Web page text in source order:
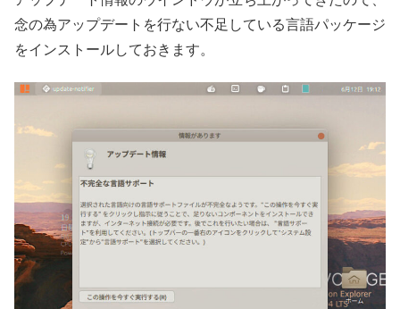
念の為アップデートを行ない不足している言語パッケージ
をインストールしておきます。